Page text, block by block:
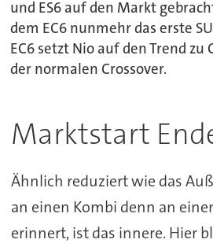
und ES6 auf den Markt
dem EC6 nunmehr das erste
EC6 setzt Nio auf den Trend
der normalen Crossover.
Marktstart
Ähnlich reduziert wie das
an einen Kombi denn an
erinnert, ist das innere. Hier